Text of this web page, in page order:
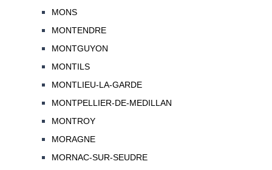
MONS
MONTENDRE
MONTGUYON
MONTILS
MONTLIEU-LA-GARDE
MONTPELLIER-DE-MEDILLAN
MONTROY
MORAGNE
MORNAC-SUR-SEUDRE